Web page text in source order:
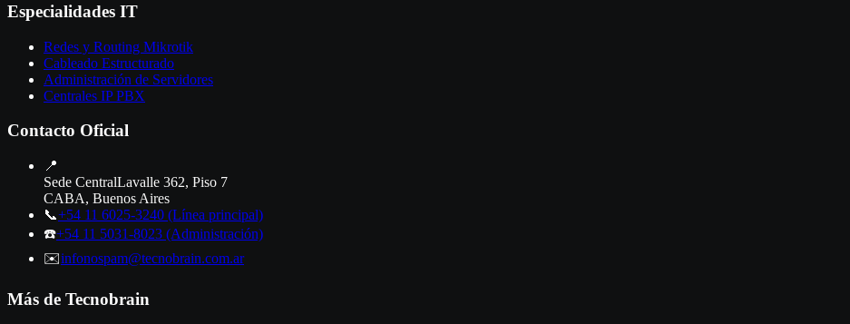
Especialidades IT
Redes y Routing Mikrotik
Cableado Estructurado
Administración de Servidores
Centrales IP PBX
Contacto Oficial
📍
Sede CentralLavalle 362, Piso 7
CABA, Buenos Aires
📞+54 11 6025-3240 (Línea principal)
☎️+54 11 5031-8023 (Administración)
✉️infonospam@tecnobrain.com.ar
Más de Tecnobrain